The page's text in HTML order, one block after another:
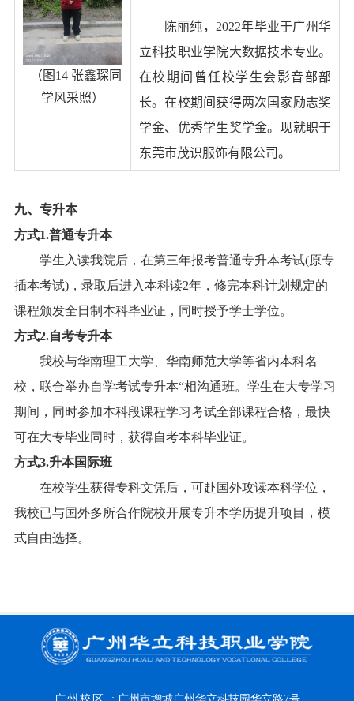
（图 14 张鑫琛 同
学风采照）
陈丽纯， 2022年毕业于广州华
立科技职业学院大数据技术专业。
在校期间曾任校学生会影音部部
长。在校期间获得两次国家励志奖
学金、优秀学生奖学金。现就职于
东莞市茂识服饰有限公司。
九、 专升本
方式1.普通专升本
学生入读我院后，在第三年报考普通专升本考试(原专
插本考试) ，录取后进入本科读2年，修完本科计划规定的
课程颁发全日制本科毕业证，同时授予学士学位。
方式2.自考专升本
我校与华南理工大学、华南师范大学等省内本科名
校，联合举办自学考试专升本“相沟通班。学生在大专学习
期间，同时参加本科段课程学习考试全部课程合格，最快
可在大专毕业同时，获得自考本科毕业证。
方式3.升本国际班
在校学生获得专科文凭后，可赴国外攻读本科学位，
我校已与国外多所合作院校开展专升本学历提升项目，模
式自由选择。